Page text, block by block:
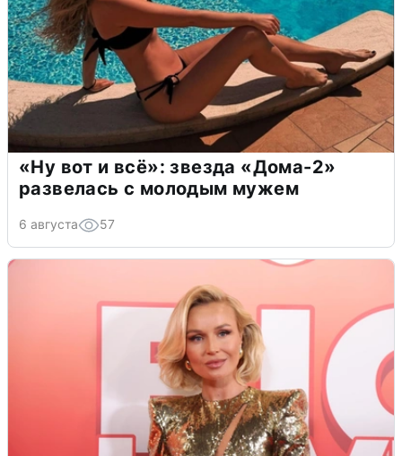
«Ну вот и всё»: звезда «Дома-2»
развелась с молодым мужем
6 августа 57